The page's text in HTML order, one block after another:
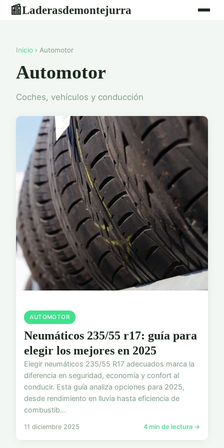
📰Laderasdemontejurra
Inicio › Automotor
Automotor
Coches, vehículos y conducción
AUTOMOTOR
Neumáticos 235/55 r17: guía para
elegir los mejores en 2025
Elegir neumáticos 235/55 R17 adecuados marca la
diferencia en seguridad, economía y confort al
conducir. Esta guía analiza opciones para 2025,
desde rendimiento en lluvia hasta eficiencia de
combustib...
11 diciembre 2025 4 min de lectura →